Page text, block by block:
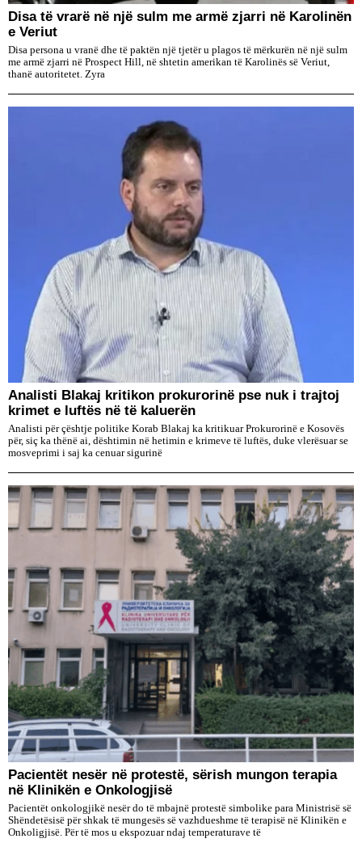
Disa të vrarë në një sulm me armë zjarri në Karolinën
e Veriut
Disa persona u vranë dhe të paktën një tjetër u plagos të mërkurën në një sulm
me armë zjarri në Prospect Hill, në shtetin amerikan të Karolinës së Veriut,
thanë autoritetet. Zyra
​Analisti Blakaj kritikon prokurorinë pse nuk i trajtoj
krimet e luftës në të kaluerën
Analisti për çështje politike Korab Blakaj ka kritikuar Prokurorinë e Kosovës
për, siç ka thënë ai, dështimin në hetimin e krimeve të luftës, duke vlerësuar se
mosveprimi i saj ka cenuar sigurinë
Pacientët nesër në protestë, sërish mungon terapia
në Klinikën e Onkologjisë
Pacientët onkologjikë nesër do të mbajnë protestë simbolike para Ministrisë së
Shëndetësisë për shkak të mungesës së vazhdueshme të terapisë në Klinikën e
Onkoligjisë. Për të mos u ekspozuar ndaj temperaturave të